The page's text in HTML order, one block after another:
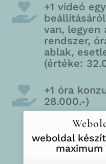

+1 videó
van, legyen
rendszer,
ablak,
(értéke:

+1 óra
28.000.-)
weboldal
maximum